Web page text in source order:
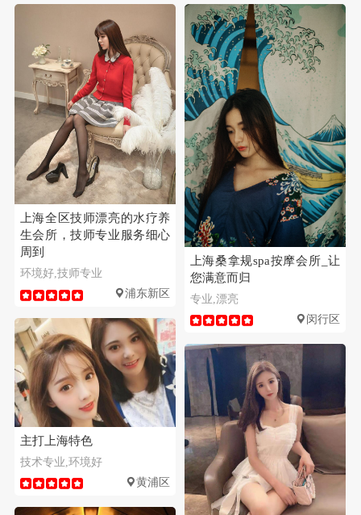
上海全区技师漂亮的水疗养
生会所，技师专业服务细心
周到
环境好,技师专业
浦东新区
上海桑拿规spa按摩会所_让
您满意而归
专业,漂亮
闵行区
主打上海特色
技术专业,环境好
黄浦区